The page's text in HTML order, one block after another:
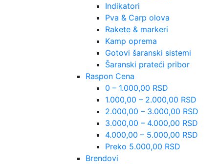
Indikatori
Pva & Carp olova
Rakete & markeri
Kamp oprema
Gotovi šaranski sistemi
Šaranski prateći pribor
Raspon Cena
0 – 1.000,00 RSD
1.000,00 – 2.000,00 RSD
2.000,00 – 3.000,00 RSD
3.000,00 – 4.000,00 RSD
4.000,00 – 5.000,00 RSD
Preko 5.000,00 RSD
Brendovi